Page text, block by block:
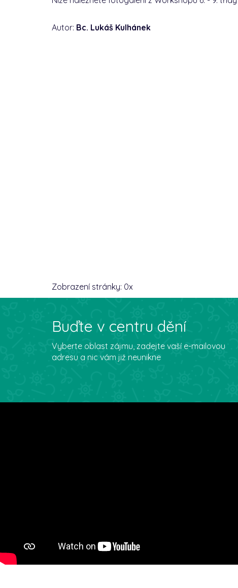
Autor: Bc. Lukáš Kulhánek
Zobrazení stránky: 0x
Buďte v centru dění
Vyberte oblast zájmu, zadejte vaší e-mailovou
adresu a nic vám již neunikne